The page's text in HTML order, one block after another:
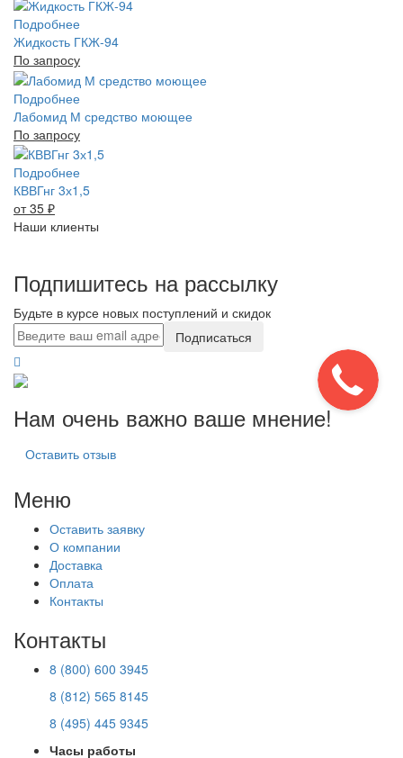
Подробнее
Жидкость ГКЖ-94
По запросу
Подробнее
Лабомид М средство моющее
По запросу
Подробнее
КВВГнг 3х1,5
от 35 ₽
Наши клиенты
Подпишитесь на рассылку
Будьте в курсе новых поступлений и скидок
Подписаться
Нам очень важно ваше мнение!
Оставить отзыв
Меню
Оставить заявку
О компании
Доставка
Оплата
Контакты
Контакты
8 (800) 600 3945
8 (812) 565 8145
8 (495) 445 9345
Часы работы